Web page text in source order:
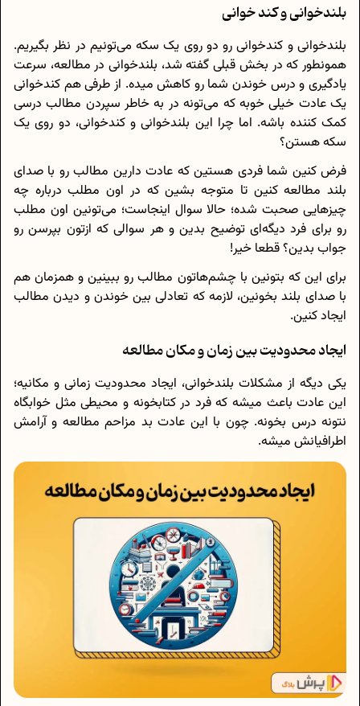
بلندخوانی و کند خوانی
بلندخوانی و کندخوانی رو دو روی یک سکه می‌تونیم در نظر بگیریم.
همونطور که در بخش قبلی گفته شد، بلندخوانی در مطالعه، سرعت
یادگیری و درس خوندن شما رو کاهش میده. از طرفی هم کندخوانی
یک عادت خیلی خوبه که می‌تونه در به خاطر سپردن مطالب درسی
کمک کننده باشه. اما چرا این بلندخوانی و کندخوانی، دو روی یک
سکه هستن؟
فرض کنین شما فردی هستین که عادت دارین مطالب رو با صدای
بلند مطالعه کنین تا متوجه بشین که در اون مطلب درباره چه
چیزهایی صحبت شده؛ حالا سوال اینجاست؛ می‌تونین اون مطلب
رو برای فرد دیگه‌ای توضیح بدین و هر سوالی که ازتون بپرسن رو
جواب بدین؟ قطعا خیر!
برای این که بتونین با چشم‌هاتون مطالب رو ببینین و همزمان هم
با صدای بلند بخونین، لازمه که تعادلی بین خوندن و دیدن مطالب
ایجاد کنین.
ایجاد محدودیت بین زمان و مکان مطالعه
یکی دیگه از مشکلات بلندخوانی، ایجاد محدودیت زمانی و مکانیه؛
این عادت باعث میشه که فرد در کتابخونه و محیطی مثل خوابگاه
نتونه درس بخونه. چون با این عادت بد مزاحم مطالعه و آرامش
اطرافیانش میشه.